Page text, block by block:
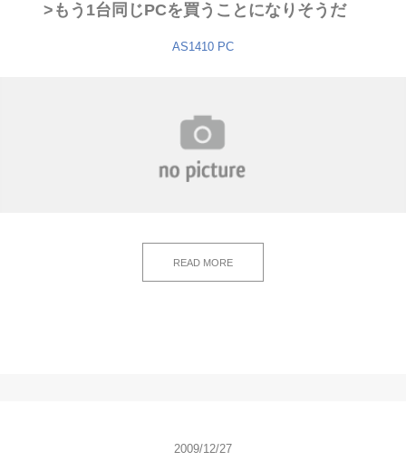
>もう1台同じPCを買うことになりそうだ
AS1410 PC
READ MORE
2009/12/27